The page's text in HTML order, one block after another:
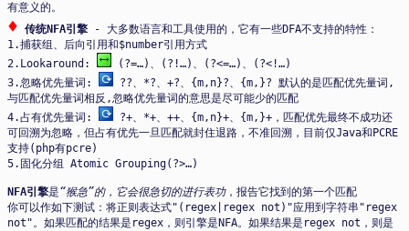
有意义的。
♦ 传统NFA引擎 - 大多数语言和工具使用的，它有一些DFA不支持的特性：
1.捕获组、后向引用和$number引用方式
2.Lookaround:
(?=…)、(?!…)、(?<=…)、(?<!…)
3.忽略优先量词:
??、*?、+?、{m,n}?、{m,}? 默认的是匹配优先量词,
与匹配优先量词相反,忽略优先量词的意思是尽可能少的匹配
4.占有优先量词:
?+、*+、++、{m,n}+、{m,}+，匹配优先最终不成功还
可回溯为忽略，但占有优先一旦匹配就封住退路，不准回溯，目前仅Java和PCRE
支持(php有pcre)
5.固化分组 Atomic Grouping(?>…)
NFA引擎是“猴急”的，它会很急切的进行表功，报告它找到的第一个匹配
你可以作如下测试：将正则表达式"(regex|regex not)"应用到字符串"regex
not"。如果匹配的结果是regex，则引擎是NFA。如果结果是regex not，则是